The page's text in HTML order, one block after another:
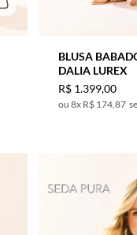
BLUSA
DALIA LUREX
R$ 1.399,00
8x R$ 174,87